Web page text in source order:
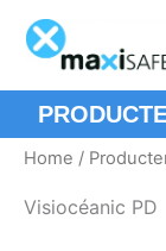
naar
inhoud
Home /
Visiocéanic PD